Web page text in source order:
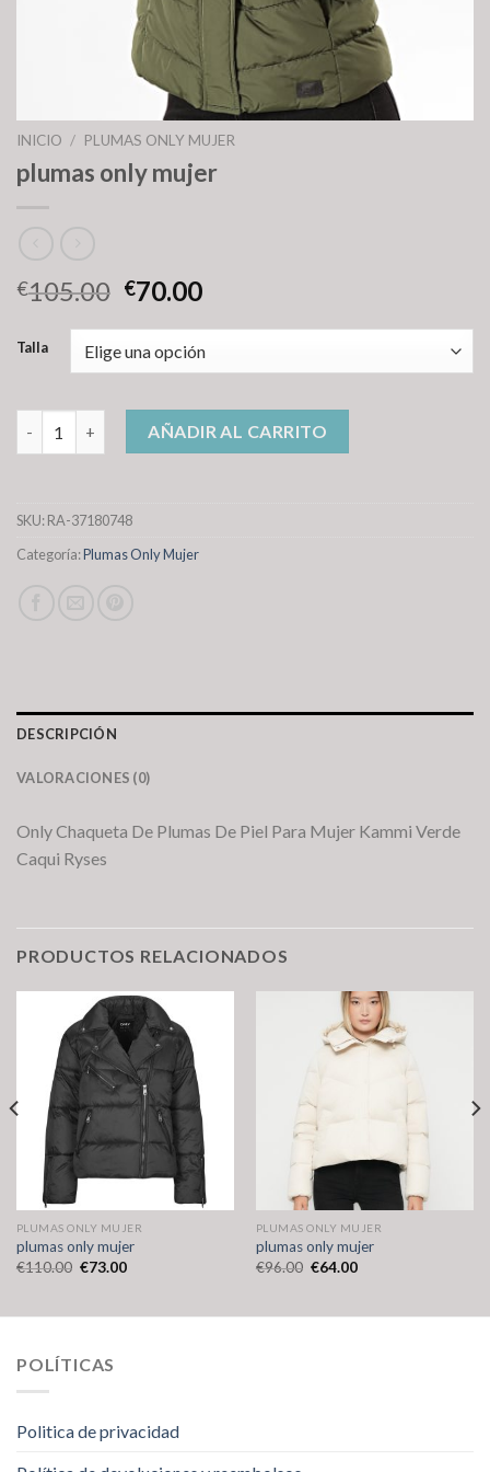
INICIO / PLUMAS ONLY MUJER
plumas only mujer
€105.00 €70.00
Talla
plumas only mujer cantidadAÑADIR AL CARRITO
SKU:RA-37180748
Categoría:Plumas Only Mujer
DESCRIPCIÓN
VALORACIONES (0)
Only Chaqueta De Plumas De Piel Para Mujer Kammi Verde
Caqui Ryses
PRODUCTOS RELACIONADOS
PLUMAS ONLY MUJER
plumas only mujer
€110.00 €73.00
PLUMAS ONLY MUJER
plumas only mujer
€96.00 €64.00
POLÍTICAS
Politica de privacidad